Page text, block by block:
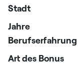
Stadt
Jahre
Berufserfahrung
Art des Bonus